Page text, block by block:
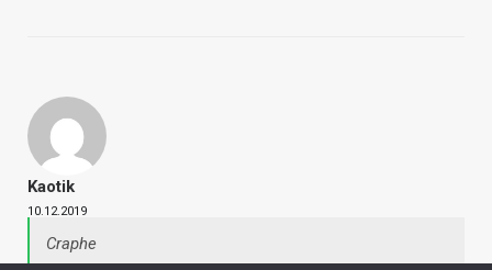
Kaotik
10.12.2019
Craphe